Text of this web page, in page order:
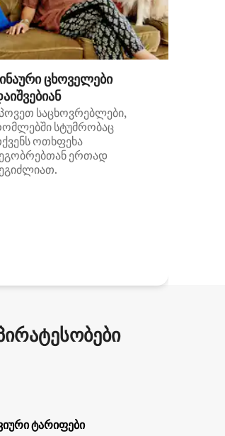
ცხოველები
საცხოვრებლები,
სტუმრობაც
ოთხფეხა
ერთად
ტარიფები